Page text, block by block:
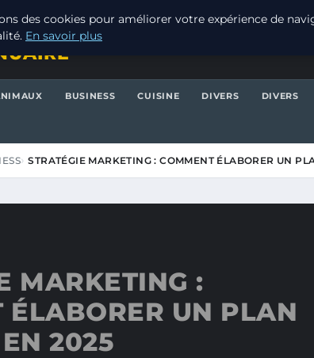
BUSINESS CUISINE DIVERS DIVERS
STRATÉGIE MARKETING : COMMENT ÉLABORER UN
MARKETING :
ÉLABORER UN PLAN
2025
des cookies pour améliorer votre expérience de
En savoir plus